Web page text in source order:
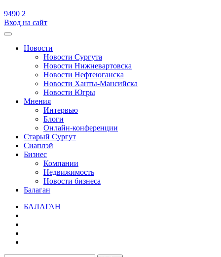
9490 2
Вход на сайт
Новости
Новости Сургута
Новости Нижневартовска
Новости Нефтеюганска
Новости Ханты-Мансийска
Новости Югры
Мнения
Интервью
Блоги
Онлайн-конференции
Старый Сургут
Сиаплэй
Бизнес
Компании
Недвижимость
Новости бизнеса
Балаган
БАЛАГАН